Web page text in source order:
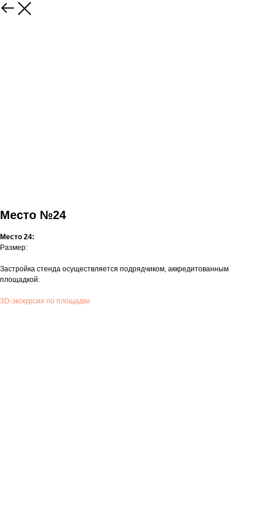
Место №24
Место 24:
Размер:
Застройка стенда осуществляется подрядчиком, аккредитованным
площадкой.
3D-экскурсия по площадке